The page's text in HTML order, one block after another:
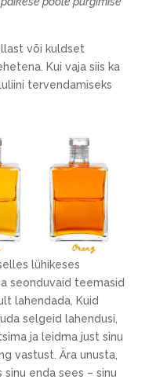
või kuldset
Kui vaja siis ka
tervendamiseks
lühikeses
seonduvaid teemasid
lahendada. Kuid
selgeid lahendusi,
ja leidma just sinu
vastust. Ära unusta,
enda sees – sinu